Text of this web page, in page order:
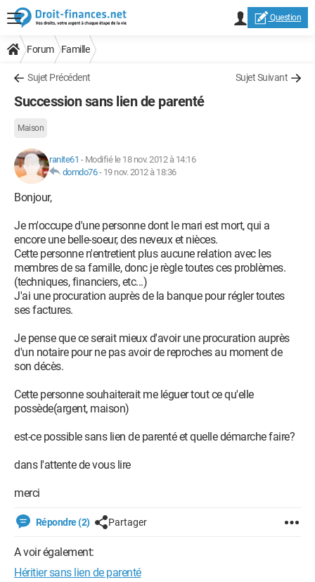
Question
Forum Famille
Sujet Précédent Sujet Suivant
Succession sans lien de parenté
Maison
ranite61 - Modifié le 18 nov. 2012 à 14:16
domdo76- 19 nov. 2012 à 18:36
Bonjour,
Je m'occupe d'une personne dont le mari est mort, qui a
encore une belle-soeur, des neveux et nièces.
Cette personne n'entretient plus aucune relation avec les
membres de sa famille, donc je règle toutes ces problèmes.
(techniques, financiers, etc...)
J'ai une procuration auprès de la banque pour régler toutes
ses factures.
Je pense que ce serait mieux d'avoir une procuration auprès
d'un notaire pour ne pas avoir de reproches au moment de
son décès.
Cette personne souhaiterait me léguer tout ce qu'elle
possède(argent, maison)
est-ce possible sans lien de parenté et quelle démarche faire?
dans l'attente de vous lire
merci
Répondre (2) Partager
A voir également:
Héritier sans lien de parenté